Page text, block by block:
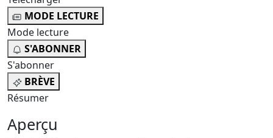
MODE LECTURE
Mode lecture
S'ABONNER
S'abonner
BRÈVE
Résumer
Aperçu